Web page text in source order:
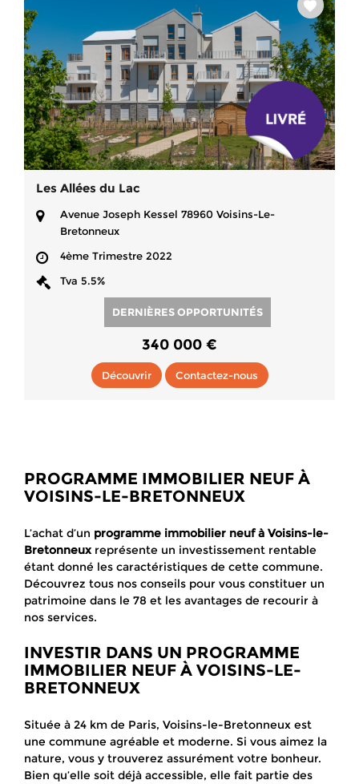
Les Allées du Lac
Avenue Joseph Kessel 78960 Voisins-Le-
Bretonneux
4ème Trimestre 2022
Tva 5.5%
DERNIÈRES OPPORTUNITÉS
340 000 €
Découvrir Contactez-nous
PROGRAMME IMMOBILIER NEUF À
VOISINS-LE-BRETONNEUX
L’achat d’un programme immobilier neuf à Voisins-le-
Bretonneuxreprésente un investissement rentable
étant donné les caractéristiques de cette commune.
Découvrez tous nos conseils pour vous constituer un
patrimoine dans le 78 et les avantages de recourir à
nos services.
INVESTIR DANS UN PROGRAMME
IMMOBILIER NEUF À VOISINS-LE-
BRETONNEUX
Située à 24 km de Paris, Voisins-le-Bretonneux est
une commune agréable et moderne. Si vous aimez la
nature, vous y trouverez assurément votre bonheur.
Bien qu’elle soit déjà accessible, elle fait partie des